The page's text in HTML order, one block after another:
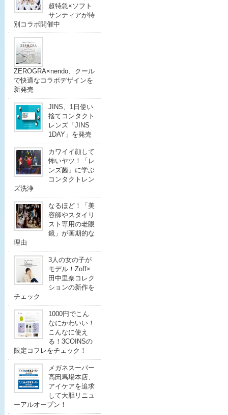
超特急×ソフト
サンティアが特
別コラボ開催中
ZEROGRA×nendo、クール
で快適なコラボデザインを
新発売
JINS、1日使い
捨てコンタクト
レンズ「JINS
1DAY」を発売
カワイイ顔して
怖いヤツ！「レ
ンズ菌」に学ぶ
コンタクトレン
ズ洗浄
なるほど！「美
容師やスタイリ
スト専用の老眼
鏡」が画期的な
理由
3人の女の子が
モデル！Zoff×
田中里奈コレク
ションの新作を
チェック
1000円でこん
なにかわいい！
こんなに使え
る！3COINSの
限定コフレをチェック！
メガネスーパー
高田馬場本店、
アイケアを追求
して大胆リニュ
ーアルオープン！